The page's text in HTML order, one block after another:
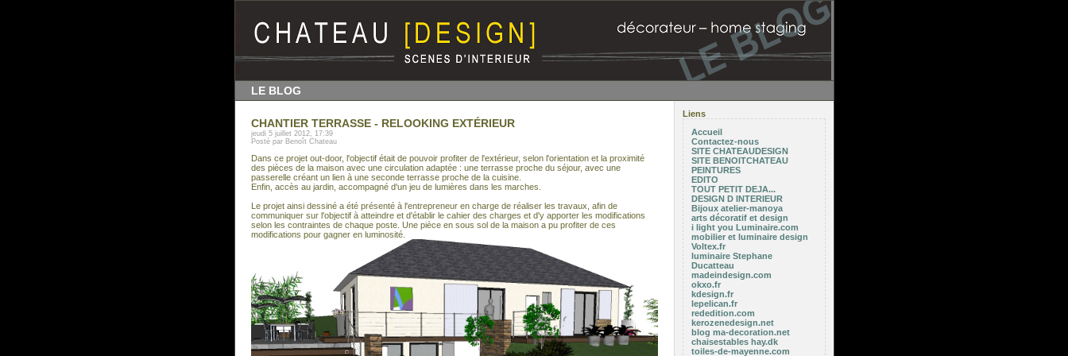
LE BLOG
CHANTIER TERRASSE - RELOOKING EXTÉRIEUR
jeudi 5 juillet 2012, 17:39
Posté par Benoît Chateau
Dans ce projet out-door, l'objectif était de pouvoir profiter de l'extérieur, selon l'orientation et la proximité
des pièces de la maison avec une circulation adaptée : une terrasse proche du séjour, avec une
passerelle créant un lien à une seconde terrasse proche de la cuisine.
Enfin, accès au jardin, accompagné d'un jeu de lumières dans les marches.
Le projet ainsi dessiné a été présenté à l'entrepreneur en charge de réaliser les travaux, afin de
communiquer sur l'objectif à atteindre et d'établir le cahier des charges et d'y apporter les modifications
selon les contraintes de chaque poste. Une pièce en sous sol de la maison a pu profiter de ces
modifications pour gagner en luminosité.
Liens
Accueil
Contactez-nous
SITE CHATEAUDESIGN
SITE BENOITCHATEAU
PEINTURES
EDITO
TOUT PETIT DEJA...
DESIGN D INTERIEUR
Bijoux atelier-manoya
arts décoratif et design
i light you Luminaire.com
mobilier et luminaire design
Voltex.fr
luminaire Stephane
Ducatteau
madeindesign.com
okxo.fr
kdesign.fr
lepelican.fr
rededition.com
kerozenedesign.net
blog ma-decoration.net
chaisestables hay.dk
toiles-de-mayenne.com